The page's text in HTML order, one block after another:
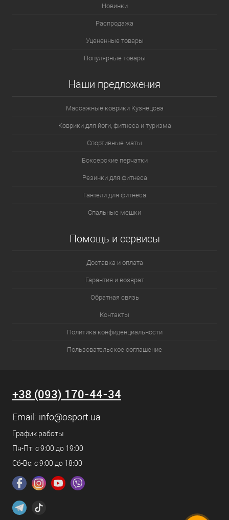
Новинки
Распродажа
Уцененные товары
Популярные товары
Наши предложения
Массажные коврики Кузнецова
Коврики для йоги, фитнеса и туризма
Спортивные маты
Боксерские перчатки
Резинки для фитнеса
Гантели для фитнеса
Спальные мешки
Помощь и сервисы
Доставка и оплата
Гарантия и возврат
Обратная связь
Контакты
Политика конфиденциальности
Пользовательское соглашение
+38 (093) 170-44-34
Email: info@osport.ua
График работы
Пн-Пт: с 9:00 до 19:00
Сб-Вс: с 9:00 до 18:00